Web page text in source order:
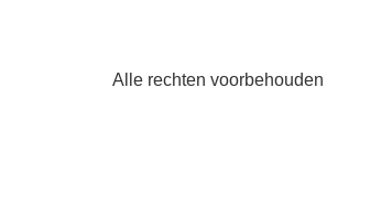
Alle rechten voorbehouden